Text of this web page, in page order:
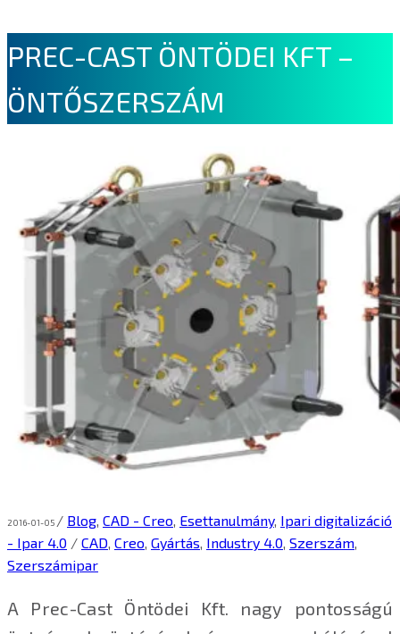
PREC-CAST ÖNTÖDEI KFT –
ÖNTŐSZERSZÁM
2016-01-05 / Blog, CAD - Creo, Esettanulmány, Ipari digitalizáció
- Ipar 4.0 / CAD, Creo, Gyártás, Industry 4.0, Szerszám,
Szerszámipar
A Prec-Cast Öntödei Kft. nagy pontosságú